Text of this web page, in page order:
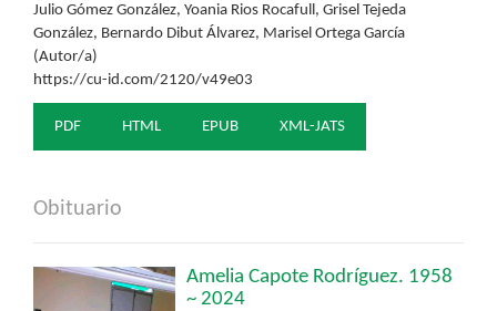
Julio Gómez González, Yoania Rios Rocafull, Grisel Tejeda
González, Bernardo Dibut Álvarez, Marisel Ortega García
(Autor/a)
https://cu-id.com/2120/v49e03
PDF HTML EPUB XML-JATS
Obituario
Amelia Capote Rodríguez. 1958
~ 2024